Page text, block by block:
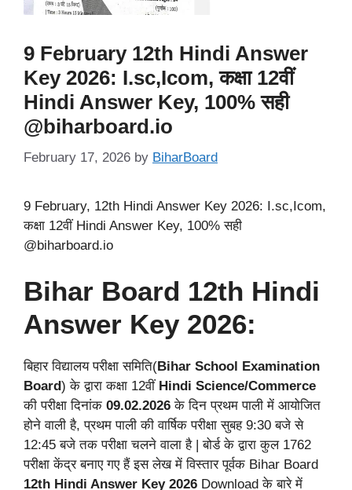
9 February 12th Hindi Answer
Key 2026: I.sc,Icom, कक्षा 12वीं
Hindi Answer Key, 100% सही
@biharboard.io
February 17, 2026 by BiharBoard
9 February, 12th Hindi Answer Key 2026: I.sc,Icom,
कक्षा 12वीं Hindi Answer Key, 100% सही
@biharboard.io
Bihar Board 12th Hindi
Answer Key 2026:
बिहार विद्यालय परीक्षा समिति(Bihar School Examination
Board) के द्वारा कक्षा 12वीं Hindi Science/Commerce
की परीक्षा दिनांक 09.02.2026 के दिन प्रथम पाली में आयोजित
होने वाली है, प्रथम पाली की वार्षिक परीक्षा सुबह 9:30 बजे से
12:45 बजे तक परीक्षा चलने वाला है | बोर्ड के द्वारा कुल 1762
परीक्षा केंद्र बनाए गए हैं इस लेख में विस्तार पूर्वक Bihar Board
12th Hindi Answer Key 2026 Download के बारे में